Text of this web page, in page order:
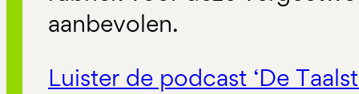
aanbevolen.
Luister de podcast ‘De